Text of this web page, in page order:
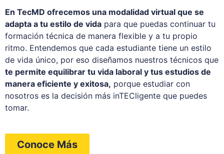
En TecMD ofrecemos una modalidad virtual que se
adapta a tu estilo de vida para que puedas continuar tu
formación técnica de manera flexible y a tu propio
ritmo. Entendemos que cada estudiante tiene un estilo
de vida único, por eso diseñamos nuestros técnicos que
te permite equilibrar tu vida laboral y tus estudios de
manera eficiente y exitosa, porque estudiar con
nosotros es la decisión más inTECligente que puedes
tomar.
Conoce Más